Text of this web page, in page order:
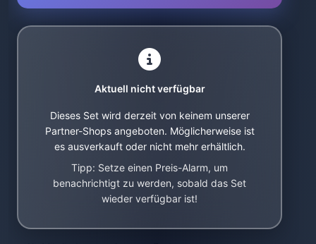
Aktuell nicht verfügbar
Dieses Set wird derzeit von keinem unserer
Partner-Shops angeboten. Möglicherweise ist
es ausverkauft oder nicht mehr erhältlich.
Tipp: Setze einen Preis-Alarm, um
benachrichtigt zu werden, sobald das Set
wieder verfügbar ist!